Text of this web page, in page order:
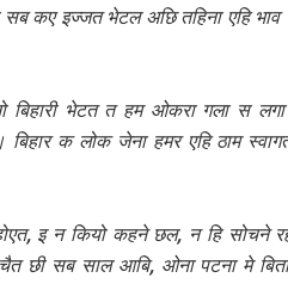
सब कए इज्जत भेटल अछि तहिना एहि
बिहारी भेटत त हम ओकरा गला स
बिहार क लोक जेना हमर एहि ठाम
इ न कियो कहने छल, न हि सोचने
छी सब साल आबि, ओना पटना मे